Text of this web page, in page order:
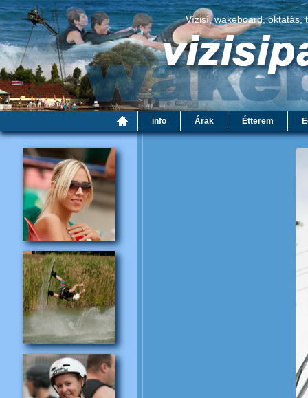
Vízisí, wakeboard, oktatás,
info Árak Étterem